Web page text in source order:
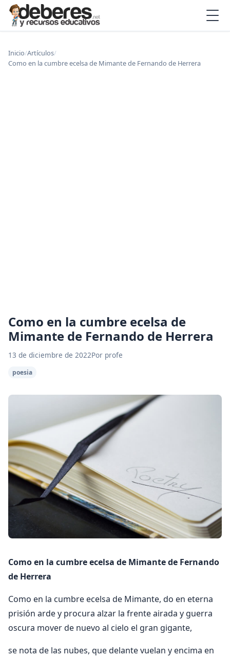
Inicio/Artículos/
Como en la cumbre ecelsa de Mimante de Fernando de Herrera
Como en la cumbre ecelsa de
Mimante de Fernando de Herrera
13 de diciembre de 2022Por profe
poesia
Como en la cumbre ecelsa de Mimante de Fernando
de Herrera
Como en la cumbre ecelsa de Mimante, do en eterna
prisión arde y procura alzar la frente airada y guerra
oscura mover de nuevo al cielo el gran gigante,
se nota de las nubes, que delante vuelan y encima en